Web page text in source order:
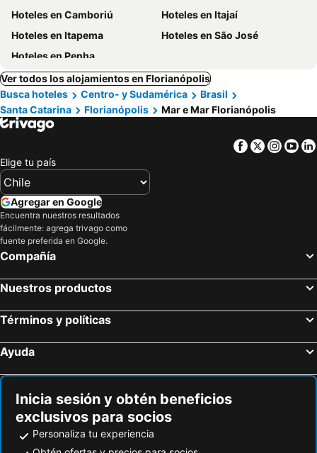
Hoteles en Camboriú
Hoteles en Itajaí
Hoteles en Itapema
Hoteles en São José
Hoteles en Penha
Ver todos los alojamientos en Florianópolis
Busca hoteles
Centro- y Sudamérica
Brasil
Santa Catarina
Florianópolis Mar e Mar Florianópolis
Facebook
Twitter
Elige tu país
Agregar en Google
Encuentra nuestros resultados
fácilmente: agrega trivago como
fuente preferida en Google.
Compañía
Nuestros productos
Términos y políticas
Ayuda
Inicia sesión y obtén beneficios
exclusivos para socios
Personaliza tu experiencia